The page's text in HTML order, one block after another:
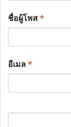
ชื่อผู้โพส*
อีเมล*